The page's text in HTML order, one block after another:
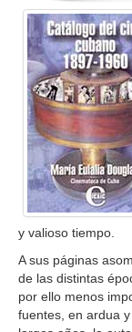
y valioso tiempo.
A sus páginas
de las distintas
por ello menos
fuentes, en ardua